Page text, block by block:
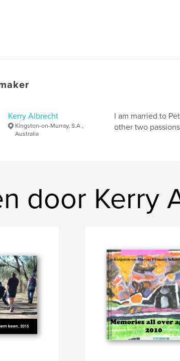
Kerry Albrecht
Kingston-on-Murray, S.A ,
Australia
I am married to
other two
door Kerry